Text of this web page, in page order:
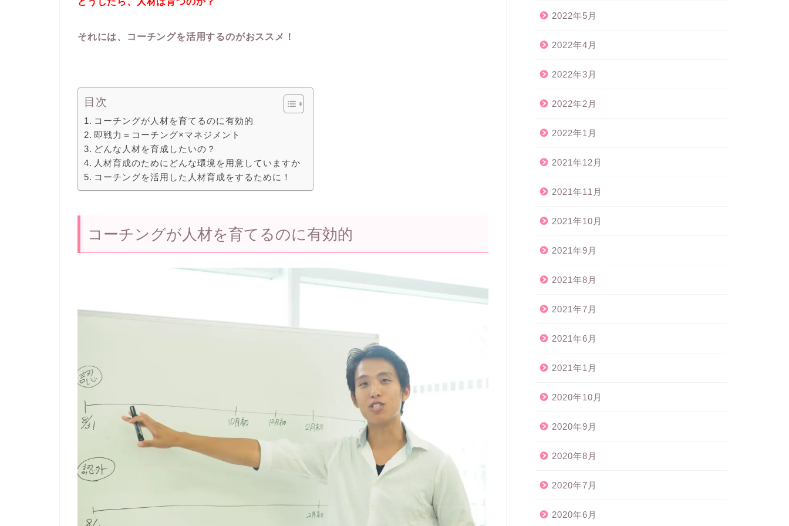
それには、コーチングを活用するのがおススメ！
目次
コーチングが人材を育てるのに有効的
即戦力＝コーチング×マネジメント
どんな人材を育成したいの？
人材育成のためにどんな環境を用意していますか
コーチングを活用した人材育成をするために！
コーチングが人材を育てるのに有効的
2022年5月
2022年4月
2022年3月
2022年2月
2022年1月
2021年12月
2021年11月
2021年10月
2021年9月
2021年8月
2021年7月
2021年6月
2021年1月
2020年10月
2020年9月
2020年8月
2020年7月
2020年6月